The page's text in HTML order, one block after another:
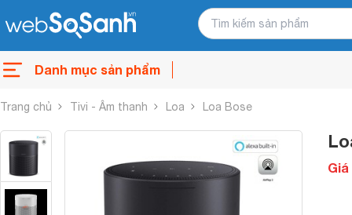
Danh mục sản phẩm
Trang chủ Tivi - Âm thanh Loa Loa Bose
Giá